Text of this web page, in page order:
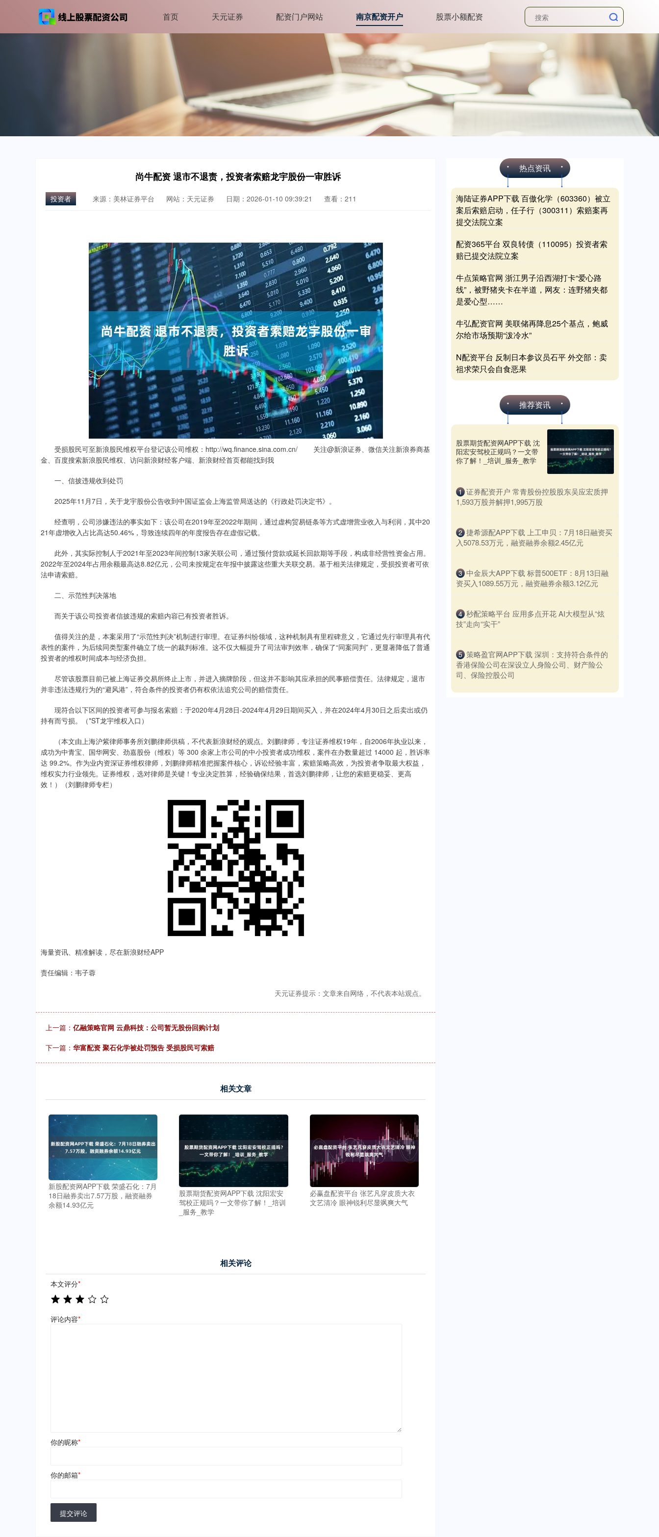
首页 天元证券 配资门户网站 南京配资开户 股票小额配资
尚牛配资 退市不退责，投资者索赔龙宇股份一审胜诉
投资者 来源：美林证券平台 网站：天元证券 日期：2026-01-10 09:39:21 查看：211
受损股民可至新浪股民维权平台登记该公司维权：http://wq.finance.sina.com.cn/ 关注@新浪证券、微信关注新浪券商基
金、百度搜索新浪股民维权、访问新浪财经客户端、新浪财经首页都能找到我
一、信披违规收到处罚
2025年11月7日，关于龙宇股份公告收到中国证监会上海监管局送达的《行政处罚决定书》。
经查明，公司涉嫌违法的事实如下：该公司在2019年至2022年期间，通过虚构贸易链条等方式虚增营业收入与利润，其中20
21年虚增收入占比高达50.46%，导致连续四年的年度报告存在虚假记载。
此外，其实际控制人于2021年至2023年间控制13家关联公司，通过预付货款或延长回款期等手段，构成非经营性资金占用。
2022年至2024年占用余额最高达8.82亿元，公司未按规定在年报中披露这些重大关联交易。基于相关法律规定，受损投资者可依
法申请索赔。
二、示范性判决落地
而关于该公司投资者信披违规的索赔内容已有投资者胜诉。
值得关注的是，本案采用了“示范性判决”机制进行审理。在证券纠纷领域，这种机制具有里程碑意义，它通过先行审理具有代
表性的案件，为后续同类型案件确立了统一的裁判标准。这不仅大幅提升了司法审判效率，确保了“同案同判”，更显著降低了普通
投资者的维权时间成本与经济负担。
尽管该股票目前已被上海证券交易所终止上市，并进入摘牌阶段，但这并不影响其应承担的民事赔偿责任。法律规定，退市
并非违法违规行为的“避风港”，符合条件的投资者仍有权依法追究公司的赔偿责任。
现符合以下区间的投资者可参与报名索赔：于2020年4月28日-2024年4月29日期间买入，并在2024年4月30日之后卖出或仍
持有而亏损。（*ST龙宇维权入口）
（本文由上海沪紫律师事务所刘鹏律师供稿，不代表新浪财经的观点。刘鹏律师，专注证券维权19年，自2006年执业以来，
成功为中青宝、国华网安、劲嘉股份（维权）等 300 余家上市公司的中小投资者成功维权，案件在办数量超过 14000 起，胜诉率
达 99.2%。作为业内资深证券维权律师，刘鹏律师精准把握案件核心，诉讼经验丰富，索赔策略高效，为投资者争取最大权益，
维权实力行业领先。证券维权，选对律师是关键！专业决定胜算，经验确保结果，首选刘鹏律师，让您的索赔更稳妥、更高
效！）（刘鹏律师专栏）
海量资讯、精准解读，尽在新浪财经APP
责任编辑：韦子蓉
天元证券提示：文章来自网络，不代表本站观点。
上一篇： 亿融策略官网 云鼎科技：公司暂无股份回购计划
下一篇： 华富配资 聚石化学被处罚预告 受损股民可索赔
相关文章
新股配资网APP下载 荣盛石化：7月
18日融券卖出7.57万股，融资融券
余额14.93亿元
股票期货配资网APP下载 沈阳宏安
驾校正规吗？一文带你了解！_培训
_服务_教学
必赢盘配资平台 张艺凡穿皮质大衣
文艺清冷 眼神锐利尽显飒爽大气
相关评论
本文评分*
评论内容*
你的昵称*
你的邮箱*
提交评论
热点资讯
海陆证券APP下载 百傲化学（603360）被立
案后索赔启动，任子行（300311）索赔案再
提交法院立案
配资365平台 双良转债（110095）投资者索
赔已提交法院立案
牛点策略官网 浙江男子沿西湖打卡“爱心路
线”，被野猪夹卡在半道，网友：连野猪夹都
是爱心型……
牛弘配资官网 美联储再降息25个基点，鲍威
尔给市场预期“泼冷水”
N配资平台 反制日本参议员石平 外交部：卖
祖求荣只会自食恶果
推荐资讯
股票期货配资网APP下载 沈
阳宏安驾校正规吗？一文带
你了解！_培训_服务_教学
1 ​证券配资开户 常青股份控股股东吴应宏质押
1,593万股并解押1,995万股
2 ​捷希源配APP下载 上工申贝：7月18日融资买
入5078.53万元，融资融券余额2.45亿元
3 ​中金辰大APP下载 标普500ETF：8月13日融
资买入1089.55万元，融资融券余额3.12亿元
4 ​秒配策略平台 应用多点开花 AI大模型从“炫
技”走向“实干”
5 ​策略盈官网APP下载 深圳：支持符合条件的
香港保险公司在深设立人身险公司、财产险公
司、保险控股公司